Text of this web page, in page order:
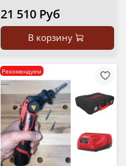
21 510 Руб
В корзину
Рекомендуем